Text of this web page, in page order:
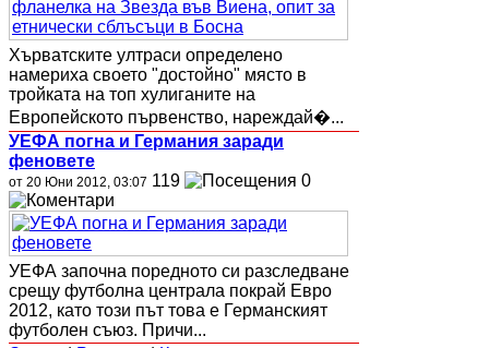
Хърватските ултраси определено
намериха своето "достойно" място в
тройката на топ хулиганите на
Европейското първенство, нареждай�...
УЕФА погна и Германия заради
феновете
от 20 Юни 2012, 03:07 119 0
УЕФА започна поредното си разследване
срещу футболна централа покрай Евро
2012, като този път това е Германският
футболен съюз. Причи...